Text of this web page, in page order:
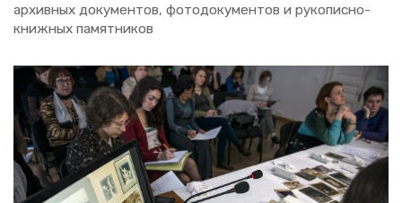
ар­хив­ных до­ку­мен­тов, фо­то­до­ку­мен­тов и ру­ко­пис­но-
книж­ных па­мят­ни­ков